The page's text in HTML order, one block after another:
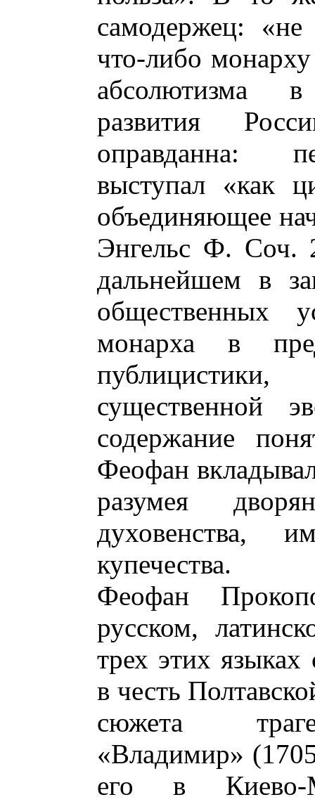
самодержец: «не
что-либо монарху
абсолютизма
развития
оправданна:
выступал «как
объединяющее
Энгельс Ф. Соч.
дальнейшем в
общественных
монарха в
существенной
содержание
Феофан
разумея
духовенства,
купечества.
Феофан
русском,
трех этих
в честь
сюжета
«Владимир»
его в Киево-